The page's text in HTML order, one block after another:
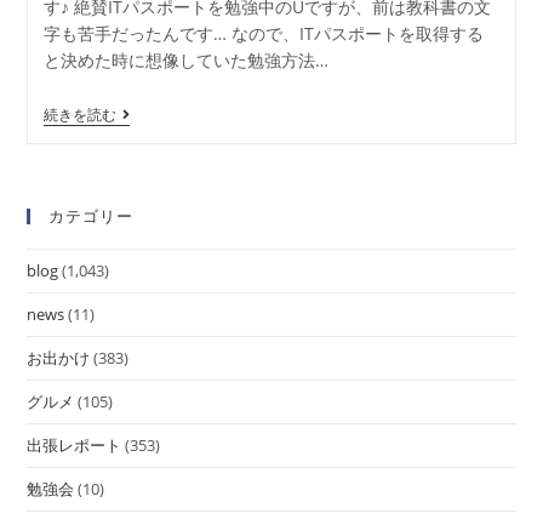
す♪ 絶賛ITパスポートを勉強中のUですが、前は教科書の文
字も苦手だったんです… なので、ITパスポートを取得する
と決めた時に想像していた勉強方法…
続きを読む
カテゴリー
blog(1,043)
news(11)
お出かけ (383)
グルメ (105)
出張レポート (353)
勉強会 (10)